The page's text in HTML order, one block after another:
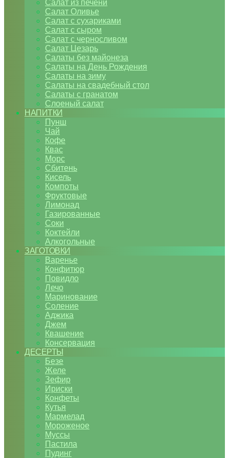
Салат из печени
Салат Оливье
Салат с сухариками
Салат с сыром
Салат с черносливом
Салат Цезарь
Салаты без майонеза
Салаты на День Рождения
Салаты на зиму
Салаты на свадебный стол
Салаты с гранатом
Слоеный салат
НАПИТКИ
Пунш
Чай
Кофе
Квас
Морс
Сбитень
Кисель
Компоты
Фруктовые
Лимонад
Газированные
Соки
Коктейли
Алкогольные
ЗАГОТОВКИ
Варенье
Конфитюр
Повидло
Лечо
Маринование
Соление
Аджика
Джем
Квашение
Консервация
ДЕСЕРТЫ
Безе
Желе
Зефир
Ириски
Конфеты
Кутья
Мармелад
Мороженое
Муссы
Пастила
Пудинг